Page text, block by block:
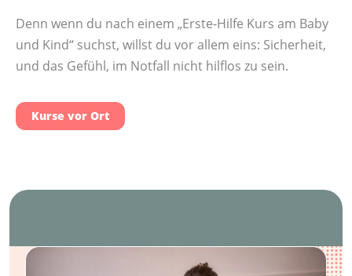
Denn wenn du nach einem „Erste-Hilfe Kurs am Baby
und Kind“ suchst, willst du vor allem eins: Sicherheit,
und das Gefühl, im Notfall nicht hilflos zu sein.
Kurse vor Ort